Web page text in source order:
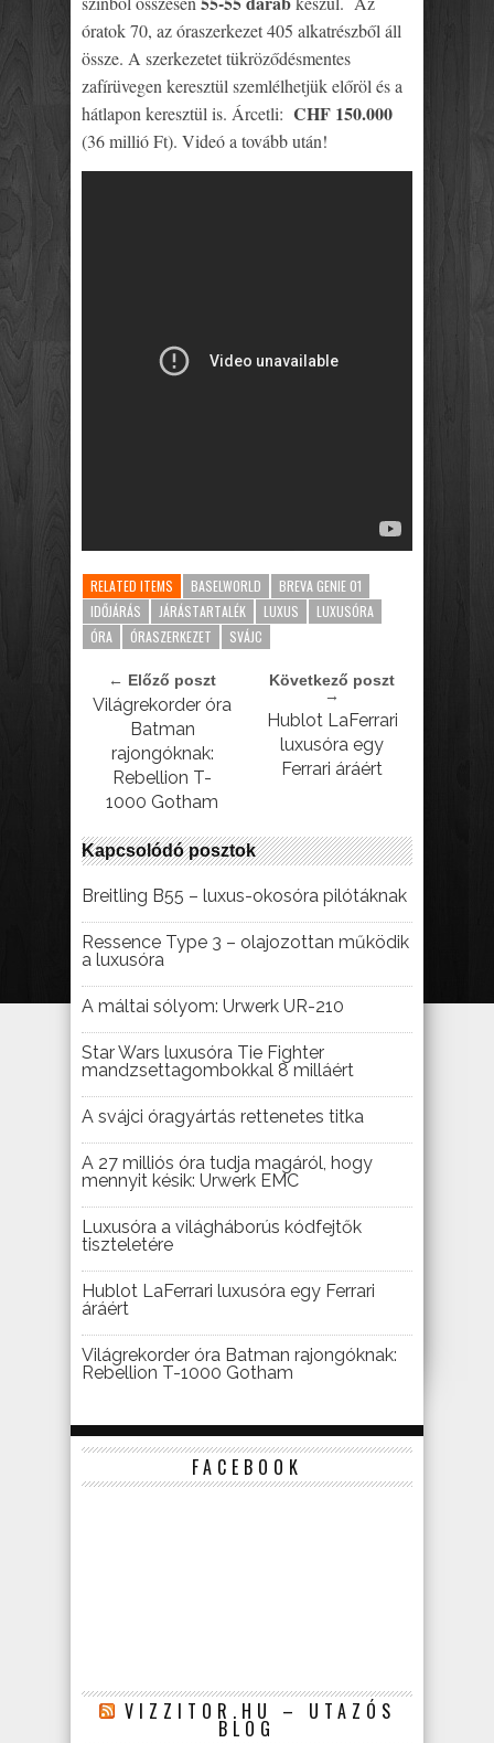
óratok 70, az óraszerkezet 405 alkatrészből áll
össze. A szerkezetet tükröződésmentes
zafírüvegen keresztül szemlélhetjük előröl és a
hátlapon keresztül is. Árcetli: CHF 150.000
(36 millió Ft). Videó a tovább után!
RELATED ITEMS BASELWORLD
BREVA GENIE 01
IDŐJÁRÁS
JÁRÁSTARTALÉK LUXUS
LUXUSÓRA
ÓRA
ÓRASZERKEZET SVÁJC
← Előző poszt
Világrekorder óra
Batman
rajongóknak:
Rebellion T-
1000 Gotham
Következő poszt
→
Hublot LaFerrari
luxusóra egy
Ferrari áráért
Kapcsolódó posztok
Breitling B55 – luxus-okosóra pilótáknak
Ressence Type 3 – olajozottan működik
a luxusóra
A máltai sólyom: Urwerk UR-210
Star Wars luxusóra Tie Fighter
mandzsettagombokkal 8 milláért
A svájci óragyártás rettenetes titka
A 27 milliós óra tudja magáról, hogy
mennyit késik: Urwerk EMC
Luxusóra a világháborús kódfejtők
tiszteletére
Hublot LaFerrari luxusóra egy Ferrari
áráért
Világrekorder óra Batman rajongóknak:
Rebellion T-1000 Gotham
FACEBOOK
VIZZITOR.HU – UTAZÓS
BLOG